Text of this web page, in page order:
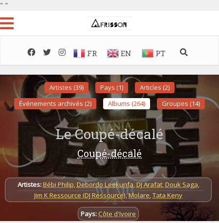
" "
FR EN PT
Artistes (39) Pays (1)
Articles (2)
Événements archivés (2)
Albums (264) Groupes (14)
Le Coupé-décalé
Coupé-décalé
Artistes:Bébi Philip,Debordo Leekunfa,DJ Arafat,Douk Saga,
Jim K Ressource (DJ Ressource),Molare,Tata Keny
Pays: Côte d'Ivoire